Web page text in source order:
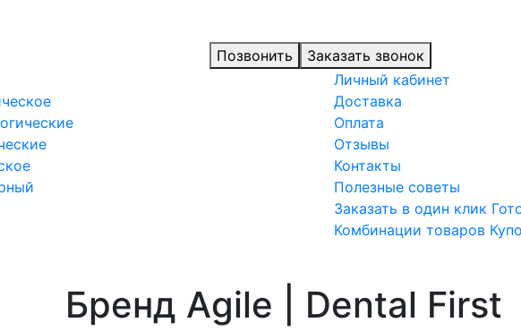
Позвонить
Заказать звонок
Личный кабинет
Доставка
Оплата
Отзывы
Контакты
Полезные советы
Заказать в один клик
Комбинации товаров
Бренд Agile | Dental First